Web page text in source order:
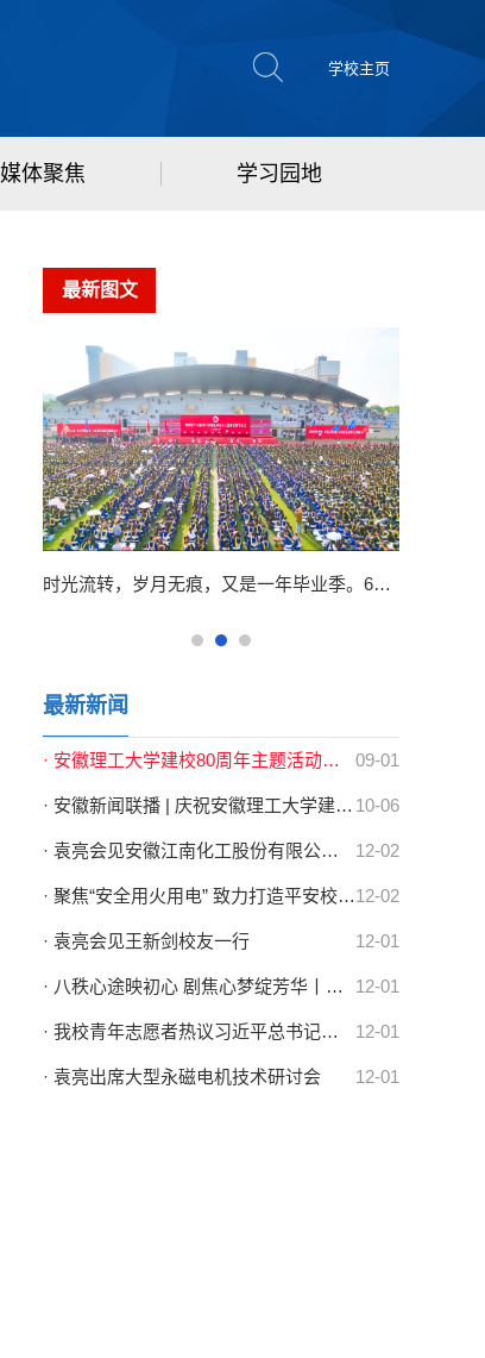
学校主页
媒体聚焦 学习园地
最新图文
时光流转，岁月无痕，又是一年毕业季。6月14日上午，学校在至诚体育场隆重举行2024届学生毕业典礼暨学位授予仪式，共同见证7050名本科生、1711名研究生、12名留学生圆满完成学业，共启新程，逐梦远航。中共淮南市委副书记、淮南市人民政府市长张志强，校党委书记郭永存，党委副书记、校长袁亮院士，党委副书记、常务副校长余玉刚，党委常委、副校长宫能平、董雨、鲁超，党委常委、纪委书记、监察专员王献余，党委常委、副校长王...
最新新闻
09-01
· 安徽理工大学建校80周年主题活动集锦
10-06
· 安徽新闻联播 | 庆祝安徽理工大学建校80周年高质量发展大会召开 梁言顺...
12-02
· 袁亮会见安徽江南化工股份有限公司总裁、党委副书记代五四一行
12-02
· 聚焦“安全用火用电” 致力打造平安校园 | 学校开展消防安全宣传月系列...
12-01
· 袁亮会见王新剑校友一行
12-01
· 八秩心途映初心 剧焦心梦绽芳华丨学校第二十届心理情景剧大赛圆满结束
12-01
· 我校青年志愿者热议习近平总书记致中国志愿服务联合会第三届会员代表大...
12-01
· 袁亮出席大型永磁电机技术研讨会